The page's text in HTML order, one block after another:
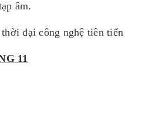
âm.
đại công nghệ tiên tiến
11